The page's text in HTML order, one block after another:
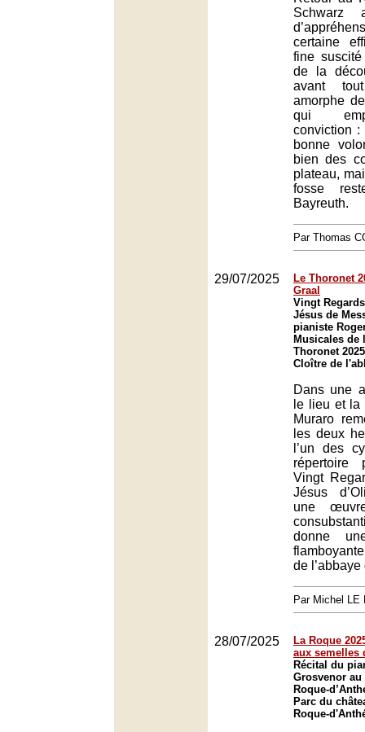
Schwarz
certaine
fine
de la
avant
amorphe
qui
conviction :
bonne
bien des
plateau,
fosse
Bayreuth.
Par Thomas
29/07/2025
Le Thoronet
Graal
Vingt
Jésus de
pianiste
Musicales de
Thoronet
Cloître de
Dans une
le lieu et la
Muraro
les deux
l’un des
répertoire
Vingt
Jésus
une
donne
de
Par Michel LE
28/07/2025
La Roque
aux semelles
Récital du
Grosvenor
Roque-
Parc du
Roque-